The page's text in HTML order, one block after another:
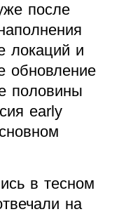
после
локаций и
обновление
половины
early
в тесном
на